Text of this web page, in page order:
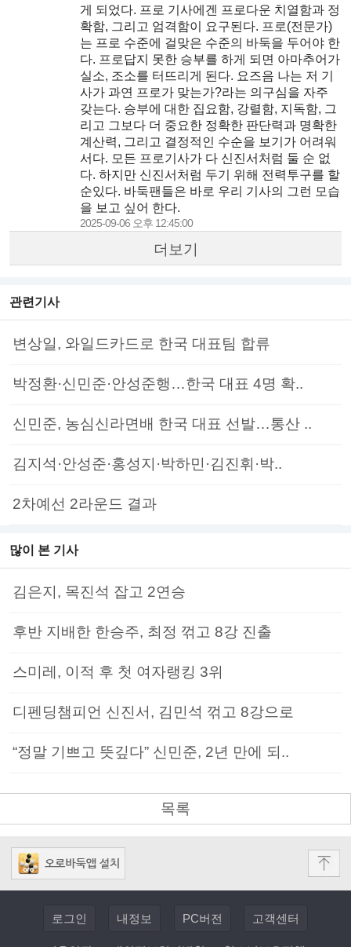
게 되었다. 프로 기사에겐 프로다운 치열함과 정
확함, 그리고 엄격함이 요구된다. 프로(전문가)
는 프로 수준에 걸맞은 수준의 바둑을 두어야 한
다. 프로답지 못한 승부를 하게 되면 아마추어가
실소, 조소를 터뜨리게 된다. 요즈음 나는 저 기
사가 과연 프로가 맞는가?라는 의구심을 자주
갖는다. 승부에 대한 집요함, 강렬함, 지독함, 그
리고 그보다 더 중요한 정확한 판단력과 명확한
계산력, 그리고 결정적인 수순을 보기가 어려워
서다. 모든 프로기사가 다 신진서처럼 둘 순 없
다. 하지만 신진서처럼 두기 위해 전력투구를 할
순있다. 바둑팬들은 바로 우리 기사의 그런 모습
을 보고 싶어 한다.
2025-09-06 오후 12:45:00
더보기
관련기사
변상일, 와일드카드로 한국 대표팀 합류
박정환·신민준·안성준행…한국 대표 4명 확..
신민준, 농심신라면배 한국 대표 선발…통산 ..
김지석·안성준·홍성지·박하민·김진휘·박..
2차예선 2라운드 결과
많이 본 기사
김은지, 목진석 잡고 2연승
후반 지배한 한승주, 최정 꺾고 8강 진출
스미레, 이적 후 첫 여자랭킹 3위
디펜딩챔피언 신진서, 김민석 꺾고 8강으로
“정말 기쁘고 뜻깊다” 신민준, 2년 만에 되..
목록
로그인 내정보 PC버전 고객센터